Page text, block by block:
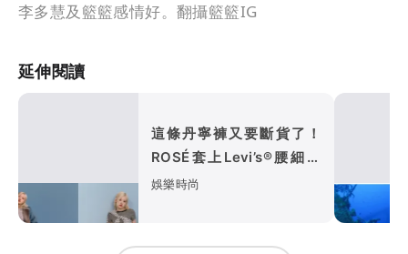
李多慧及籃籃感情好。翻攝籃籃IG
延伸閱讀
這條丹寧褲又要斷貨了！
ROSÉ套上Levi’s®腰細、
腿長有夠燒
娛樂時尚